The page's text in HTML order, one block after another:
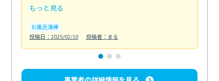
もっと見る
お風呂清掃
投稿日：2025/02/10
投稿者：まる